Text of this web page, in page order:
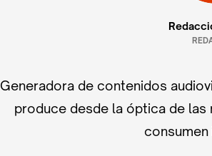
Generadora de contenidos
produce desde la óptica de las